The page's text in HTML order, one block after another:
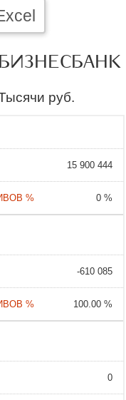
руб.
15 900 444
0 %
-610 085
100.00 %
0